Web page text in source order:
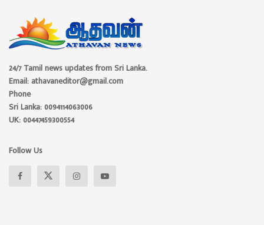
24/7 Tamil news updates from Sri Lanka.
Email: athavaneditor@gmail.com
Phone
Sri Lanka: 0094114063006
UK: 00447459300554
Follow Us